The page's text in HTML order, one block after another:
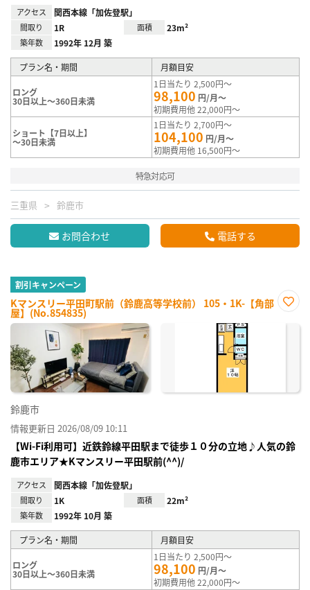
アクセス 関西本線「加佐登駅」
間取り 1R 面積 23m²
築年数 1992年 12月 築
プラン名・期間 月額目安
ロング
30日以上～360日未満
1日当たり 2,500円～
98,100 円/月～
初期費用他 22,000円～
ショート【7日以上】
～30日未満
1日当たり 2,700円～
104,100 円/月～
初期費用他 16,500円～
特急対応可
三重県 鈴鹿市
お問合わせ 電話する
割引キャンペーン
Kマンスリー平田町駅前（鈴鹿高等学校前） 105・1K-【角部
屋】(No.854835)
に入
鈴鹿市
情報更新日 2026/08/09 10:11
【Wi-Fi利用可】近鉄鈴線平田駅まで徒歩１０分の立地♪人気の鈴
鹿市エリア★Kマンスリー平田駅前(^^)/
アクセス 関西本線「加佐登駅」
間取り 1K 面積 22m²
築年数 1992年 10月 築
プラン名・期間 月額目安
ロング
30日以上～360日未満
1日当たり 2,500円～
98,100 円/月～
初期費用他 22,000円～